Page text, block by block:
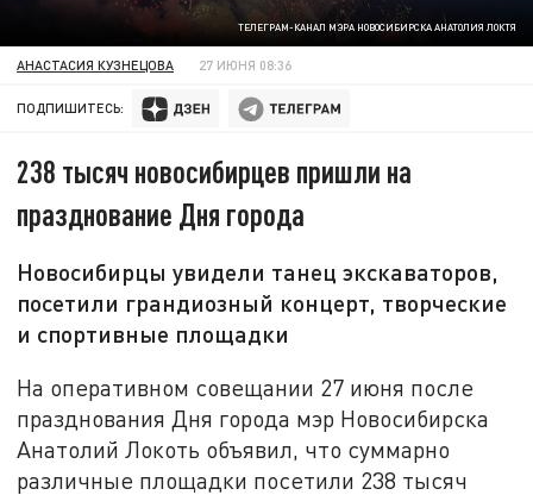
ТЕЛЕГРАМ-КАНАЛ МЭРА НОВОСИБИРСКА АНАТОЛИЯ ЛОКТЯ
АНАСТАСИЯ КУЗНЕЦОВА 27 ИЮНЯ 08:36
ПОДПИШИТЕСЬ:
238 тысяч новосибирцев пришли на
празднование Дня города
Новосибирцы увидели танец экскаваторов,
посетили грандиозный концерт, творческие
и спортивные площадки
На оперативном совещании 27 июня после
празднования Дня города мэр Новосибирска
Анатолий Локоть объявил, что суммарно
различные площадки посетили 238 тысяч